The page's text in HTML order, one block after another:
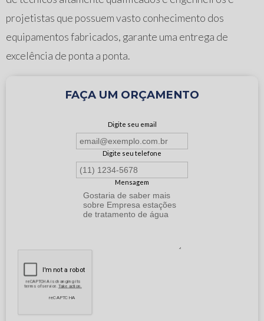
projetistas que possuem vasto conhecimento dos
equipamentos fabricados, garante uma entrega de
excelência de ponta a ponta.
FAÇA UM ORÇAMENTO
Digite seu email
Digite seu telefone
Mensagem